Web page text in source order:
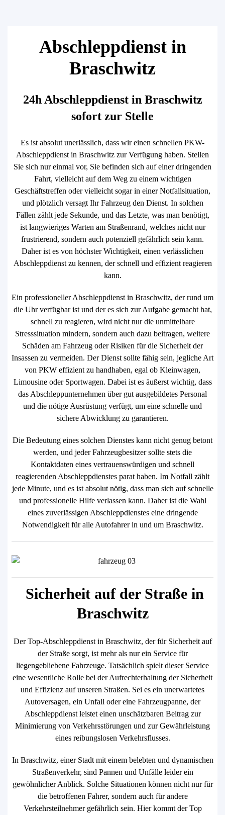
Abschleppdienst in
Braschwitz
24h Abschleppdienst in Braschwitz
sofort zur Stelle
Es ist absolut unerlässlich, dass wir einen schnellen PKW-
Abschleppdienst in Braschwitz zur Verfügung haben. Stellen
Sie sich nur einmal vor, Sie befinden sich auf einer dringenden
Fahrt, vielleicht auf dem Weg zu einem wichtigen
Geschäftstreffen oder vielleicht sogar in einer Notfallsituation,
und plötzlich versagt Ihr Fahrzeug den Dienst. In solchen
Fällen zählt jede Sekunde, und das Letzte, was man benötigt,
ist langwieriges Warten am Straßenrand, welches nicht nur
frustrierend, sondern auch potenziell gefährlich sein kann.
Daher ist es von höchster Wichtigkeit, einen verlässlichen
Abschleppdienst zu kennen, der schnell und effizient reagieren
kann.
Ein professioneller Abschleppdienst in Braschwitz, der rund um
die Uhr verfügbar ist und der es sich zur Aufgabe gemacht hat,
schnell zu reagieren, wird nicht nur die unmittelbare
Stresssituation mindern, sondern auch dazu beitragen, weitere
Schäden am Fahrzeug oder Risiken für die Sicherheit der
Insassen zu vermeiden. Der Dienst sollte fähig sein, jegliche Art
von PKW effizient zu handhaben, egal ob Kleinwagen,
Limousine oder Sportwagen. Dabei ist es äußerst wichtig, dass
das Abschleppunternehmen über gut ausgebildetes Personal
und die nötige Ausrüstung verfügt, um eine schnelle und
sichere Abwicklung zu garantieren.
Die Bedeutung eines solchen Dienstes kann nicht genug betont
werden, und jeder Fahrzeugbesitzer sollte stets die
Kontaktdaten eines vertrauenswürdigen und schnell
reagierenden Abschleppdienstes parat haben. Im Notfall zählt
jede Minute, und es ist absolut nötig, dass man sich auf schnelle
und professionelle Hilfe verlassen kann. Daher ist die Wahl
eines zuverlässigen Abschleppdienstes eine dringende
Notwendigkeit für alle Autofahrer in und um Braschwitz.
Sicherheit auf der Straße in
Braschwitz
Der Top-Abschleppdienst in Braschwitz, der für Sicherheit auf
der Straße sorgt, ist mehr als nur ein Service für
liegengebliebene Fahrzeuge. Tatsächlich spielt dieser Service
eine wesentliche Rolle bei der Aufrechterhaltung der Sicherheit
und Effizienz auf unseren Straßen. Sei es ein unerwartetes
Autoversagen, ein Unfall oder eine Fahrzeugpanne, der
Abschleppdienst leistet einen unschätzbaren Beitrag zur
Minimierung von Verkehrsstörungen und zur Gewährleistung
eines reibungslosen Verkehrsflusses.
In Braschwitz, einer Stadt mit einem belebten und dynamischen
Straßenverkehr, sind Pannen und Unfälle leider ein
gewöhnlicher Anblick. Solche Situationen können nicht nur für
die betroffenen Fahrer, sondern auch für andere
Verkehrsteilnehmer gefährlich sein. Hier kommt der Top